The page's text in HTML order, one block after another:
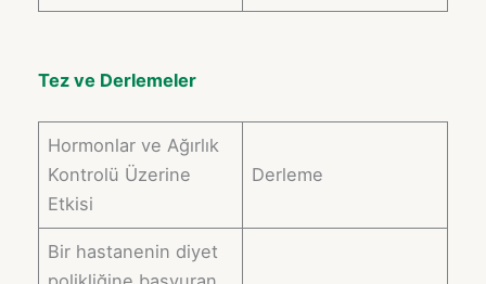
Tez ve Derlemeler
Hormonlar ve Ağırlık
Kontrolü Üzerine
Etkisi
Derleme
Bir hastanenin diyet